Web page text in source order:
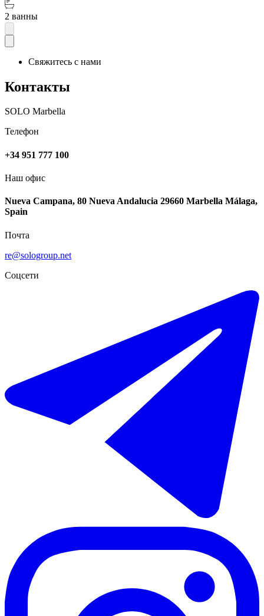
2 ванны
Свяжитесь с нами
Контакты
SOLO Marbella
Телефон
+34 951 777 100
Наш офис
Nueva Campana, 80 Nueva Andalucia 29660 Marbella Málaga,
Spain
Почта
re@sologroup.net
Соцсети